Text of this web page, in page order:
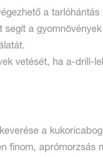
a
a
vetését, ha a-drill-
a
finom, aprómorzsás